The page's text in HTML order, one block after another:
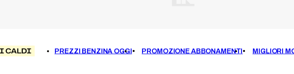
CALDI PREZZI BENZINA OGGI PROMOZIONE ABBONAMENTI MIGLIORI